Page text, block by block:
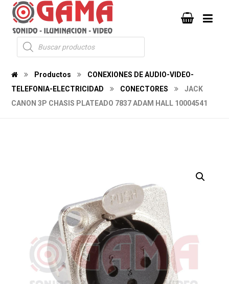
Productos
CONEXIONES DE AUDIO-VIDEO-
TELEFONIA-ELECTRICIDAD
CONECTORES
JACK
CANON 3P CHASIS PLATEADO 7837 ADAM HALL 10004541